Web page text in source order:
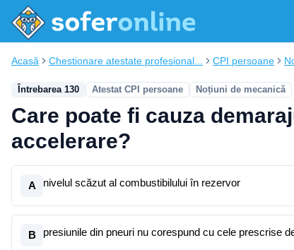
Acasă Chestionare atestate profesional... CPI persoane
Întrebarea 130 Atestat CPI persoane Noțiuni de mecanică
Care poate fi cauza
accelerare?
A nivelul scăzut al combustibilului în rezervor
B presiunile din pneuri nu corespund cu cele prescrise